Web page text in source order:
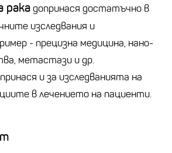
ракадопринася достатъчно в
изследвания и
- прецизна медицина, нано-
метастази и др.
и за изследванията на
в лечението на пациенти.